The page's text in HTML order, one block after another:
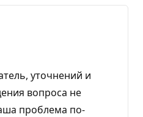
уточнений и
вопроса не
проблема по-